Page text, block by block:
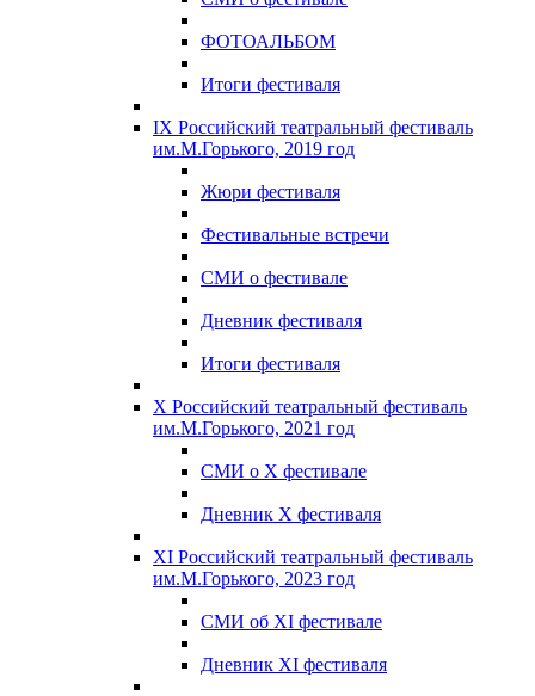
ФОТОАЛЬБОМ
Итоги фестиваля
IX Российский театральный фестиваль
им.М.Горького, 2019 год
Жюри фестиваля
Фестивальные встречи
СМИ о фестивале
Дневник фестиваля
Итоги фестиваля
X Российский театральный фестиваль
им.М.Горького, 2021 год
СМИ о X фестивале
Дневник X фестиваля
XI Российский театральный фестиваль
им.М.Горького, 2023 год
СМИ об XI фестивале
Дневник XI фестиваля